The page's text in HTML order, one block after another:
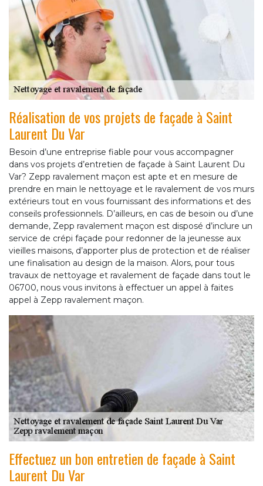
Réalisation de vos projets de façade à Saint
Laurent Du Var
Besoin d’une entreprise fiable pour vous accompagner
dans vos projets d’entretien de façade à Saint Laurent Du
Var? Zepp ravalement maçon est apte et en mesure de
prendre en main le nettoyage et le ravalement de vos murs
extérieurs tout en vous fournissant des informations et des
conseils professionnels. D’ailleurs, en cas de besoin ou d’une
demande, Zepp ravalement maçon est disposé d’inclure un
service de crépi façade pour redonner de la jeunesse aux
vieilles maisons, d’apporter plus de protection et de réaliser
une finalisation au design de la maison. Alors, pour tous
travaux de nettoyage et ravalement de façade dans tout le
06700, nous vous invitons à effectuer un appel à faites
appel à Zepp ravalement maçon.
Effectuez un bon entretien de façade à Saint
Laurent Du Var